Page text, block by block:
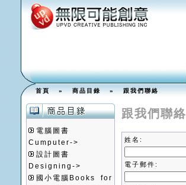
首頁»商品目錄»跟我們聯絡
電腦圖書
Cumputer->
設計圖書
Designing->
國小電腦Books for
跟我們聯絡
姓名:
電子郵件: